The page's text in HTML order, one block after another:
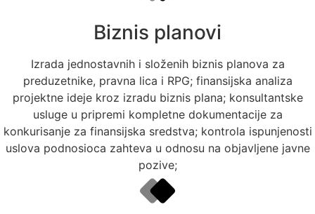
Biznis planovi
Izrada jednostavnih i složenih biznis planova za
preduzetnike, pravna lica i RPG; finansijska analiza
projektne ideje kroz izradu biznis plana; konsultantske
usluge u pripremi kompletne dokumentacije za
konkurisanje za finansijska sredstva; kontrola ispunjenosti
uslova podnosioca zahteva u odnosu na objavljene javne
pozive;